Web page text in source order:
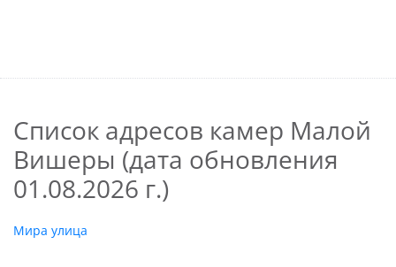
Список адресов камер Малой
Вишеры (дата обновления
01.08.2026 г.)
Мира улица